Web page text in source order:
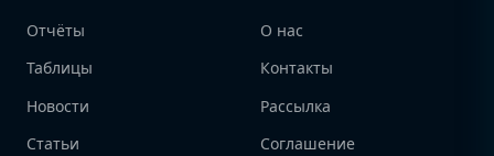
Отчёты
Таблицы
Новости
Статьи
О нас
Контакты
Рассылка
Соглашение